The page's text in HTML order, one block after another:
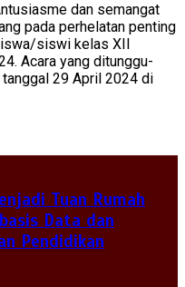
dan semangat
pada perhelatan penting
siswi kelas XII
Acara yang ditunggu-
29 April 2024 di
Tuan Rumah
Data dan
Pendidikan